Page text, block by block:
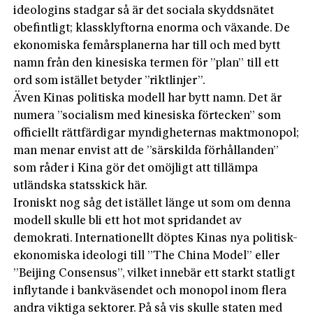
ideologins stadgar så är det sociala skyddsnätet
obefintligt; klassklyftorna enorma och växande. De
ekonomiska femårsplanerna har till och med bytt
namn från den kinesiska termen för ”plan” till ett
ord som istället betyder ”riktlinjer”.
Även Kinas politiska modell har bytt namn. Det är
numera ”socialism med kinesiska förtecken” som
officiellt rättfärdigar myndigheternas maktmonopol;
man menar envist att de ”särskilda förhållanden”
som råder i Kina gör det omöjligt att tillämpa
utländska statsskick här.
Ironiskt nog såg det istället länge ut som om denna
modell skulle bli ett hot mot spridandet av
demokrati. Internationellt döptes Kinas nya politisk-
ekonomiska ideologi till ”The China Model” eller
”Beijing Consensus”, vilket innebär ett starkt statligt
inflytande i bankväsendet och monopol inom flera
andra viktiga sektorer. På så vis skulle staten med